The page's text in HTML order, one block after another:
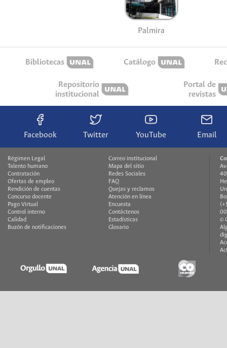
Palmira
Bibliotecas Catálogo
Repositorio
institucional
Portal de
revistas
Facebook Twitter YouTube Email
Régimen Legal
Talento humano
Contratación
Ofertas de empleo
Rendición de cuentas
Concurso docente
Pago Virtual
Control interno
Calidad
Buzón de notificaciones
Correo institucional
Mapa del sitio
Redes Sociales
FAQ
Quejas y reclamos
Atención en línea
Encuesta
Contáctenos
Estadísticas
Glosario
©